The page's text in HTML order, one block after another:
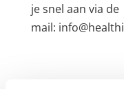
je snel aan via de
mail: